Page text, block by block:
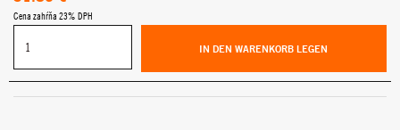
Cena zahŕňa 23% DPH
IN DEN WARENKORB LEGEN